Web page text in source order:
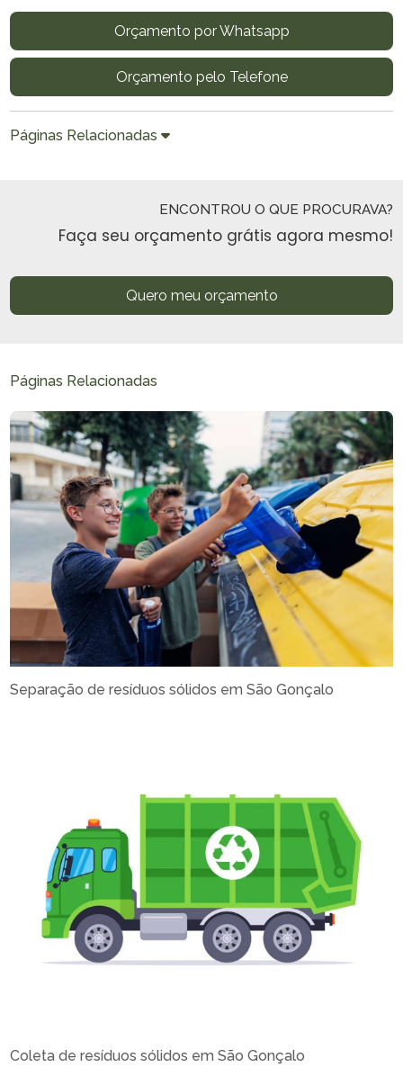
Orçamento por Whatsapp
Orçamento pelo Telefone
Páginas Relacionadas
ENCONTROU O QUE PROCURAVA?
Faça seu orçamento grátis agora mesmo!
Quero meu orçamento
Páginas Relacionadas
Separação de resíduos sólidos em São Gonçalo
Coleta de resíduos sólidos em São Gonçalo